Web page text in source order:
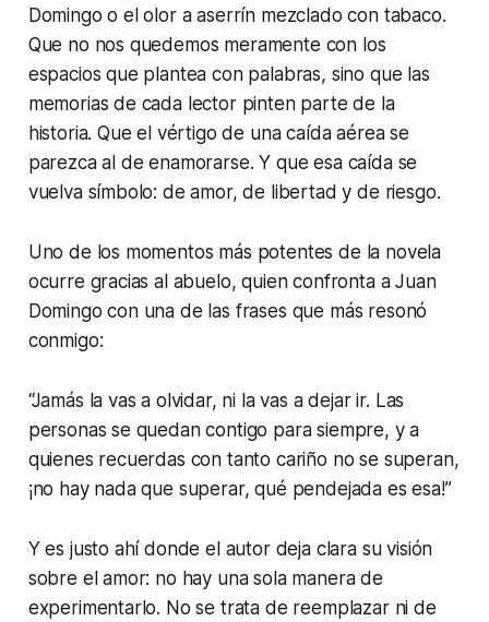
Domingo o el olor a aserrín mezclado con tabaco.
Que no nos quedemos meramente con los
espacios que plantea con palabras, sino que las
memorias de cada lector pinten parte de la
historia. Que el vértigo de una caída aérea se
parezca al de enamorarse. Y que esa caída se
vuelva símbolo: de amor, de libertad y de riesgo.
Uno de los momentos más potentes de la novela
ocurre gracias al abuelo, quien confronta a Juan
Domingo con una de las frases que más resonó
conmigo:
“Jamás la vas a olvidar, ni la vas a dejar ir. Las
personas se quedan contigo para siempre, y a
quienes recuerdas con tanto cariño no se superan,
¡no hay nada que superar, qué pendejada es esa!”
Y es justo ahí donde el autor deja clara su visión
sobre el amor: no hay una sola manera de
experimentarlo. No se trata de reemplazar ni de